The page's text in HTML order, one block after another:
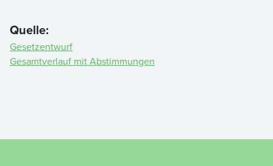
Quelle:
Gesetzentwurf
Gesamtverlauf mit Abstimmungen